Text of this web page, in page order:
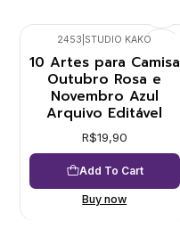
2453 STUDIO KAKO
10 Artes para Camisa
Outubro Rosa e
Novembro Azul
Arquivo Editável
R$19,90
Add To Cart
Buy now